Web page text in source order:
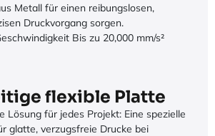
Metall für einen reibungslosen,
Druckvorgang sorgen.
Bis zu 20,000 mm/s²
flexible Platte
Lösung für jedes Projekt: Eine spezielle
glatte, verzugsfreie Drucke bei